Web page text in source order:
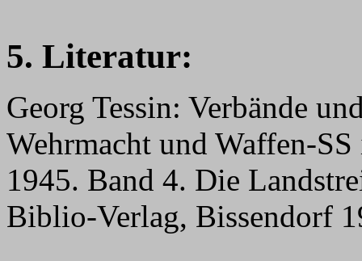
5. Literatur:
Georg Tessin: Verbände
Wehrmacht und Waffen-
1945. Band 4. Die
Biblio-Verlag, Bissendorf